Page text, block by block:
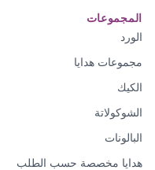
المجموعات
الورد
مجموعات هدايا
الكيك
الشوكولاتة
البالونات
هدايا مخصصة حسب الطلب